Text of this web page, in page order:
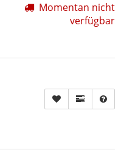
Momentan nicht
verfügbar